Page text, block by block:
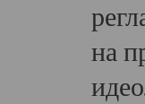
на